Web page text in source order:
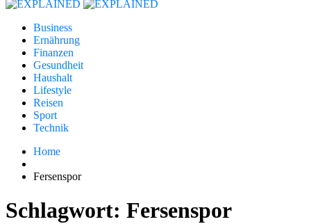
Business
Ernährung
Finanzen
Gesundheit
Haushalt
Lifestyle
Reisen
Sport
Technik
Home
Fersenspor
Schlagwort: Fersenspor